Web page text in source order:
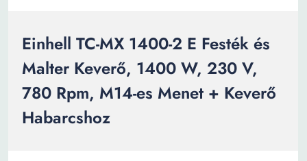
Einhell TC-MX 1400-2 E Festék és
Malter Keverő, 1400 W, 230 V,
780 Rpm, M14-es Menet + Keverő
Habarcshoz